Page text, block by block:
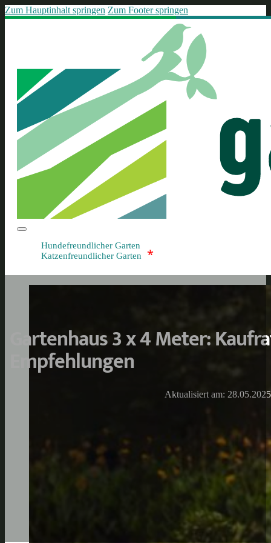
Zum Hauptinhalt springen Zum Footer springen
Hundefreundlicher Garten
Katzenfreundlicher Garten
*
Gartenhaus 3 x 4 Meter:
Empfehlungen
Aktualisiert am: 28.05.2025